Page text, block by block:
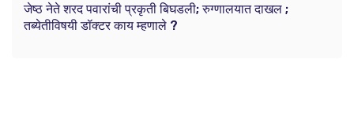
जेष्ठ नेते शरद पवारांची प्रकृती बिघडली; रुग्णालयात दाखल ;
तब्येतीविषयी डॉक्टर काय म्हणाले ?